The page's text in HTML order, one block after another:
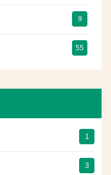
9
55
1
3